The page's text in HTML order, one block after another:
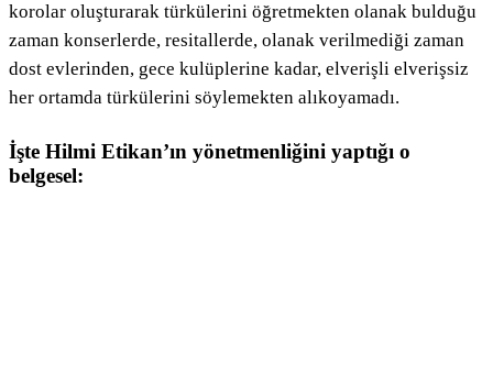
korolar oluşturarak türkülerini öğretmekten olanak bulduğu
zaman konserlerde, resitallerde, olanak verilmediği zaman
dost evlerinden, gece kulüplerine kadar, elverişli elverişsiz
her ortamda türkülerini söylemekten alıkoyamadı.
İşte Hilmi Etikan’ın yönetmenliğini yaptığı o
belgesel: